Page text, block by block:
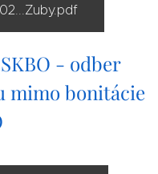
- odber
mimo bonitácie